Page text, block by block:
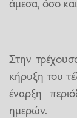
Στην
κήρυξη του
έναρξη
ημερών.